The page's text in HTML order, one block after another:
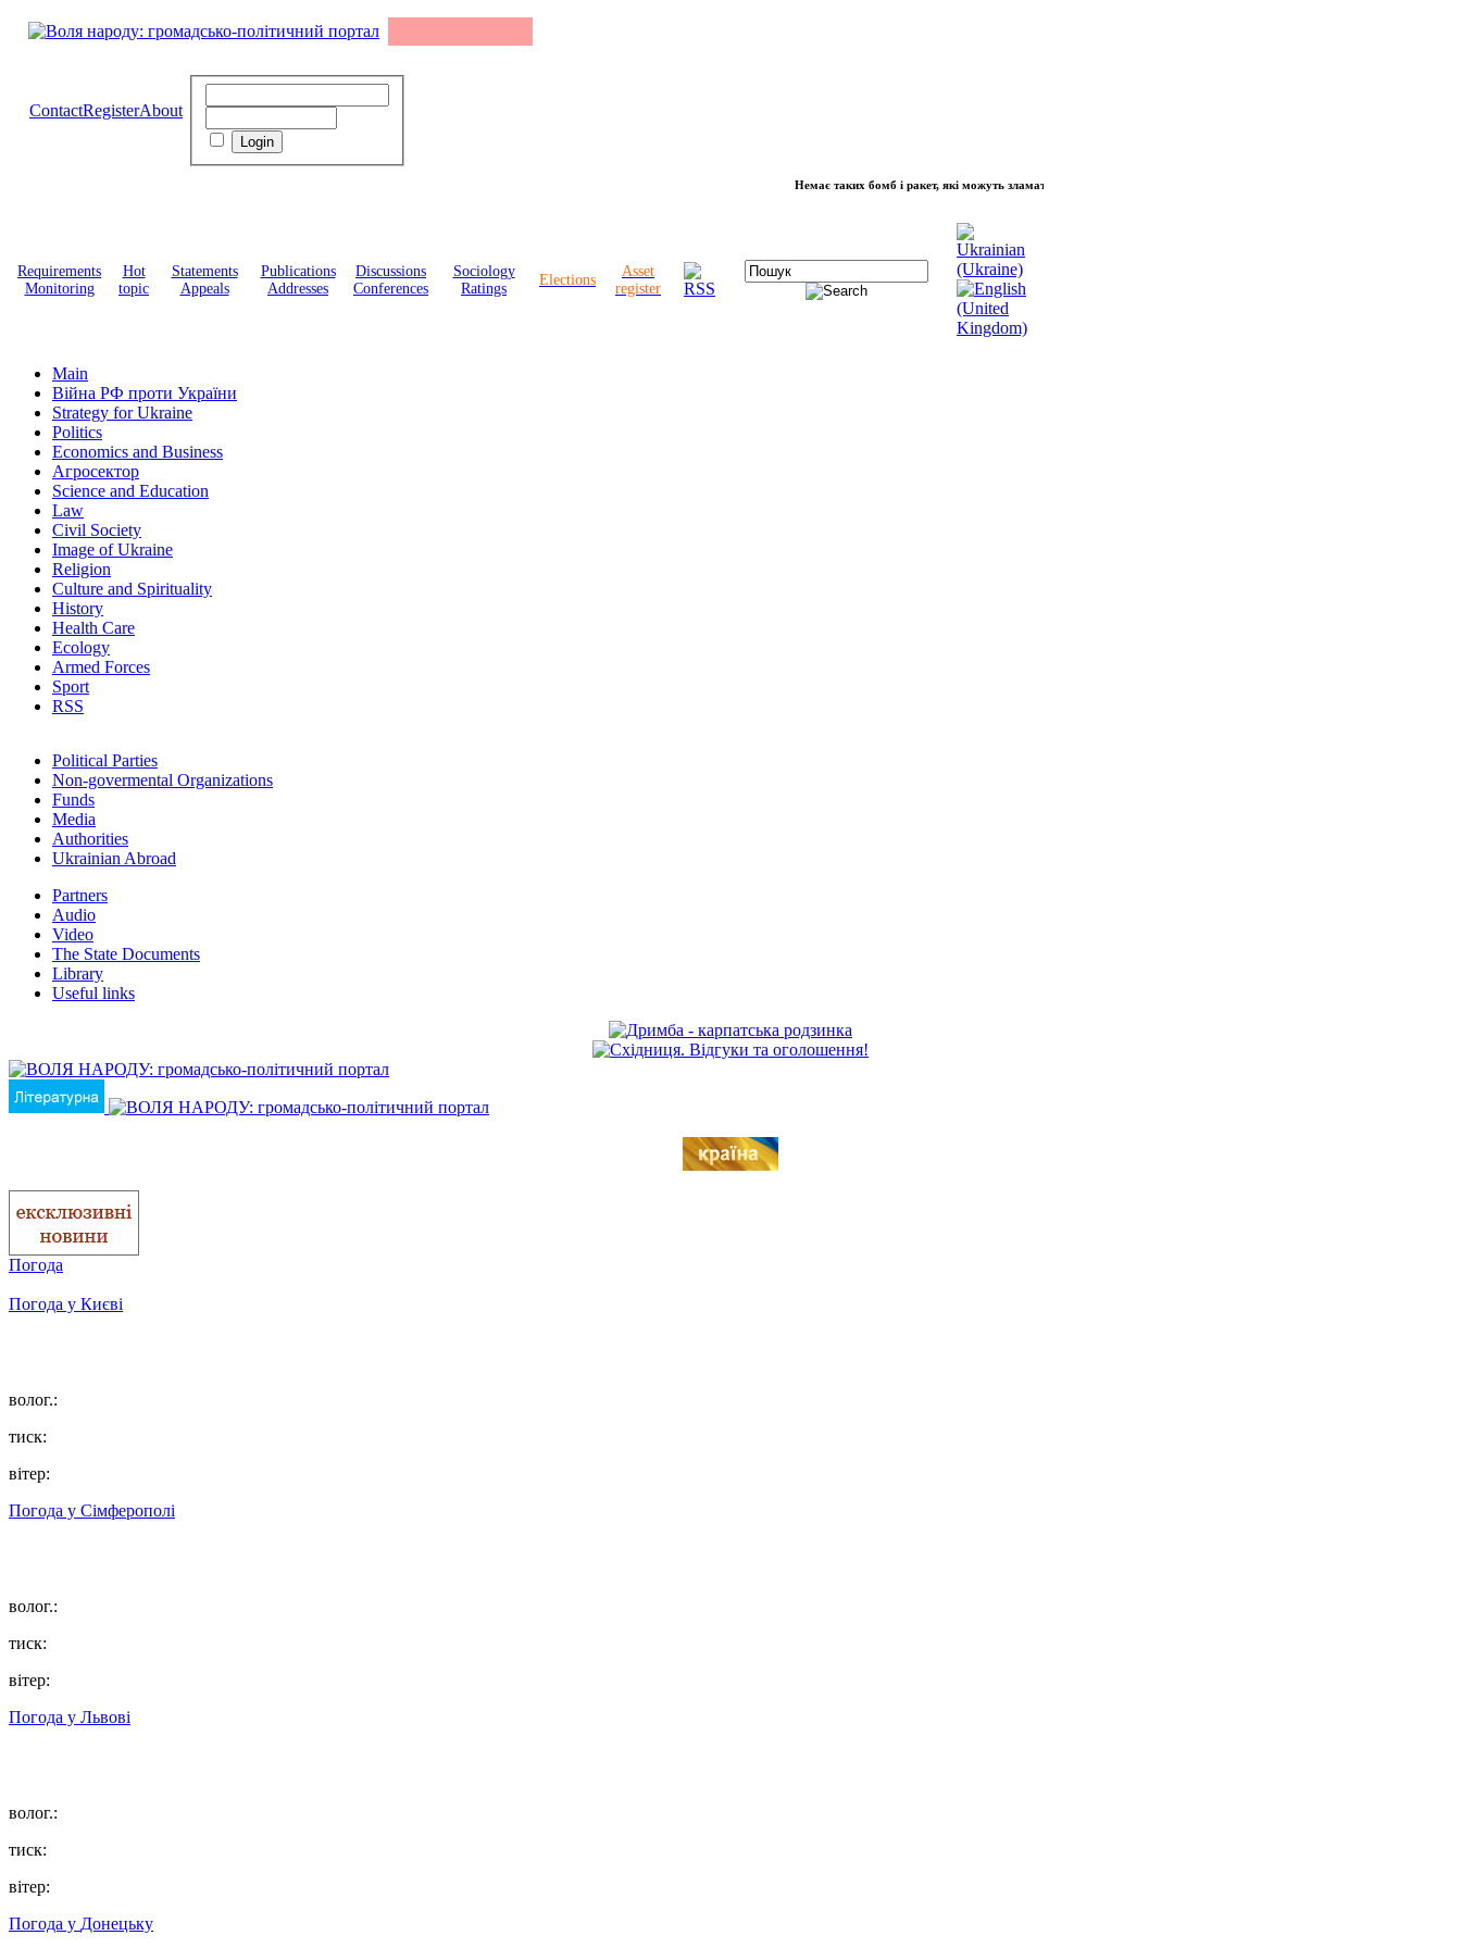
ContactRegisterAbout
Немає таких бомб і ракет, які можуть зламати волю народу, - Президент України Володимир Зеленський
Requirements
Monitoring
Hot
topic
Statements
Appeals
Publications
Addresses
Discussions
Conferences
Sociology
Ratings
Elections
Asset
register
Main
Війна РФ проти України
Strategy for Ukraine
Politics
Economics and Business
Агросектор
Science and Education
Law
Civil Society
Image of Ukraine
Religion
Culture and Spirituality
History
Health Care
Ecology
Armed Forces
Sport
RSS
Political Parties
Non-govermental Organizations
Funds
Мedia
Authorities
Ukrainian Abroad
Partners
Audio
Video
The State Documents
Library
Useful links
Погода
Погода у Києві
волог.:
тиск:
вітер:
Погода у Сімферополі
волог.:
тиск:
вітер:
Погода у Львові
волог.:
тиск:
вітер:
Погода у Донецьку